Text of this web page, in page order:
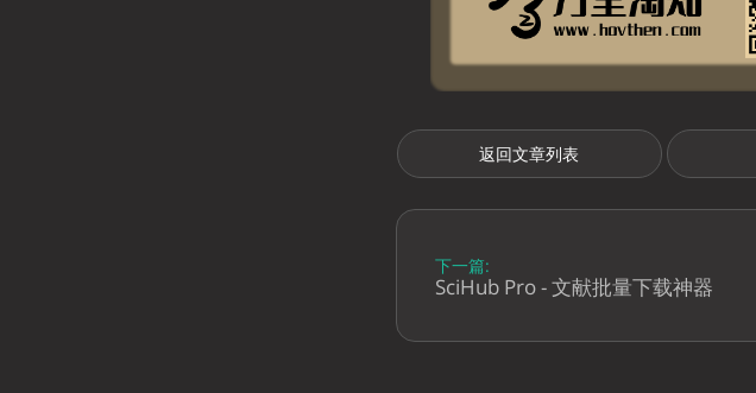
返回文章列表
下一篇:
SciHub Pro - 文献批量下载神器